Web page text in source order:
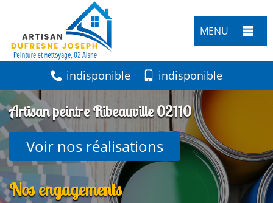
MENU
indisponible indisponible
Artisan peintre Ribeauville 02110
Voir nos réalisations
Nos engagements